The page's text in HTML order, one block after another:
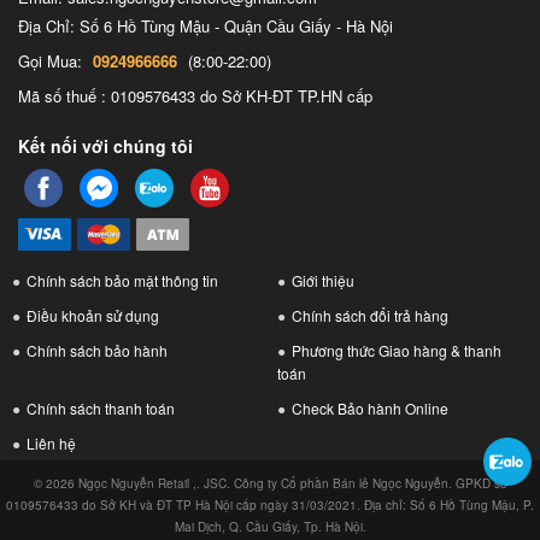
Địa Chỉ: Số 6 Hồ Tùng Mậu - Quận Cầu Giấy - Hà Nội
Gọi Mua: 0924966666 (8:00-22:00)
Mã số thuế : 0109576433 do Sở KH-ĐT TP.HN cấp
Kết nối với chúng tôi
Chính sách bảo mật thông tin
Giới thiệu
Điều khoản sử dụng
Chính sách đổi trả hàng
Chính sách bảo hành
Phương thức Giao hàng & thanh
toán
Chính sách thanh toán
Check Bảo hành Online
Liên hệ
© 2026 Ngọc Nguyễn Retail ,. JSC. Công ty Cổ phần Bán lẻ Ngọc Nguyễn. GPKD số
0109576433 do Sở KH và ĐT TP Hà Nội cấp ngày 31/03/2021. Địa chỉ: Số 6 Hồ Tùng Mậu, P.
Mai Dịch, Q. Cầu Giấy, Tp. Hà Nội.